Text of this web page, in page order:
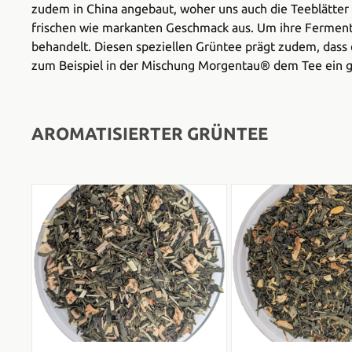
zudem in China angebaut, woher uns auch die
frischen wie markanten Geschmack aus. Um ihre
behandelt. Diesen speziellen Grüntee prägt zudem,
zum Beispiel in der Mischung Morgentau® dem Tee ein
AROMATISIERTER GRÜNTEE